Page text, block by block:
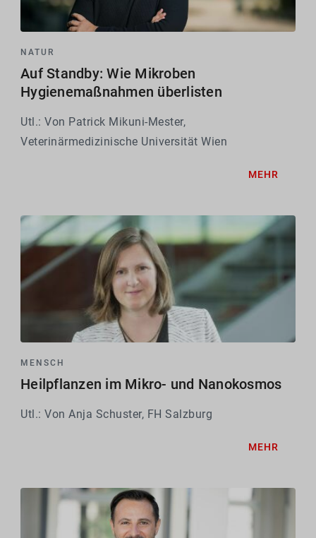
NATUR
Auf Standby: Wie Mikroben
Hygienemaßnahmen überlisten
Utl.: Von Patrick Mikuni-Mester,
Veterinärmedizinische Universität Wien
MEHR
MENSCH
Heilpflanzen im Mikro- und Nanokosmos
Utl.: Von Anja Schuster, FH Salzburg
MEHR